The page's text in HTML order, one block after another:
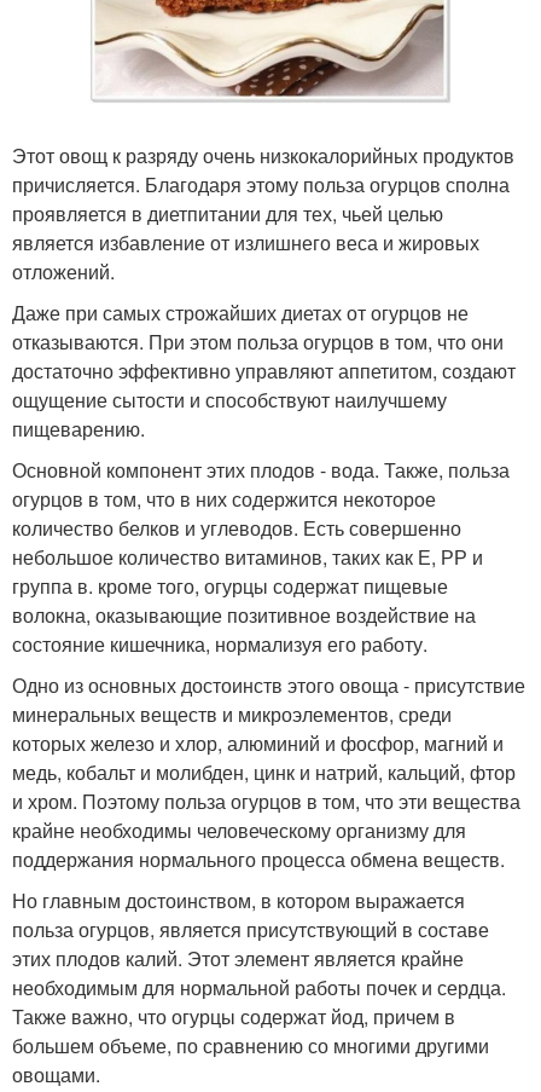
Этот овощ к разряду очень низкокалорийных продуктов
причисляется. Благодаря этому польза огурцов сполна
проявляется в диетпитании для тех, чьей целью
является избавление от излишнего веса и жировых
отложений.
Даже при самых строжайших диетах от огурцов не
отказываются. При этом польза огурцов в том, что они
достаточно эффективно управляют аппетитом, создают
ощущение сытости и способствуют наилучшему
пищеварению.
Основной компонент этих плодов - вода. Также, польза
огурцов в том, что в них содержится некоторое
количество белков и углеводов. Есть совершенно
небольшое количество витаминов, таких как Е, РР и
группа в. кроме того, огурцы содержат пищевые
волокна, оказывающие позитивное воздействие на
состояние кишечника, нормализуя его работу.
Одно из основных достоинств этого овоща - присутствие
минеральных веществ и микроэлементов, среди
которых железо и хлор, алюминий и фосфор, магний и
медь, кобальт и молибден, цинк и натрий, кальций, фтор
и хром. Поэтому польза огурцов в том, что эти вещества
крайне необходимы человеческому организму для
поддержания нормального процесса обмена веществ.
Но главным достоинством, в котором выражается
польза огурцов, является присутствующий в составе
этих плодов калий. Этот элемент является крайне
необходимым для нормальной работы почек и сердца.
Также важно, что огурцы содержат йод, причем в
большем объеме, по сравнению со многими другими
овощами.